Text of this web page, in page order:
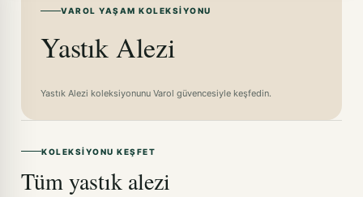
VAROL YAŞAM KOLEKSIYONU
Yastık Alezi
Yastık Alezi koleksiyonunu Varol güvencesiyle keşfedin.
KOLEKSIYONU KEŞFET
Tüm yastık alezi